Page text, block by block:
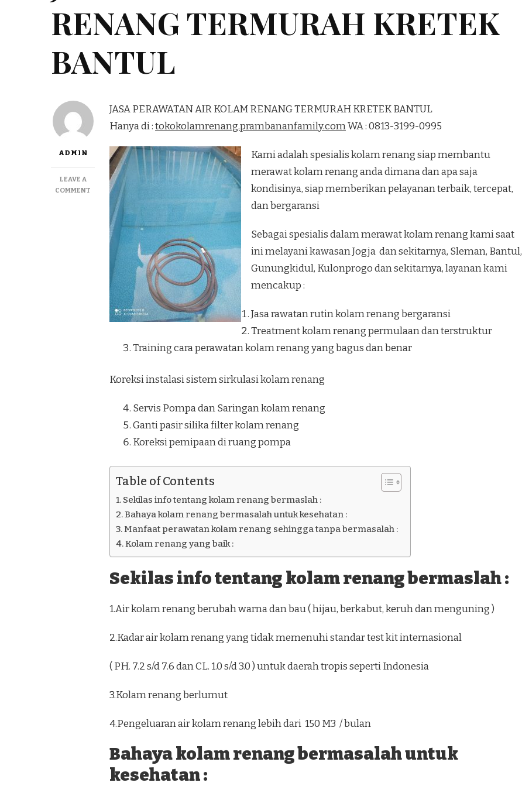
RENANG TERMURAH KRETEK
BANTUL
ADMIN
LEAVE A
COMMENT
PERAWATAN
KOLAM
RENANG
KRETEK
JASA PERAWATAN AIR KOLAM RENANG TERMURAH KRETEK BANTUL
Hanya di :tokokolamrenang.prambananfamily.comWA : 0813-3199-0995
Kami adalah spesialis kolam renang siap membantu
merawat kolam renang anda dimana dan apa saja
kondisinya, siap memberikan pelayanan terbaik, tercepat,
dan bergaransi
Sebagai spesialis dalam merawat kolam renang kami saat
ini melayani kawasan Jogja dan sekitarnya, Sleman, Bantul,
Gunungkidul, Kulonprogo dan sekitarnya, layanan kami
mencakup :
Jasa rawatan rutin kolam renang bergaransi
Treatment kolam renang permulaan dan terstruktur
Training cara perawatan kolam renang yang bagus dan benar
Koreksi instalasi sistem sirkulasi kolam renang
Servis Pompa dan Saringan kolam renang
Ganti pasir silika filter kolam renang
Koreksi pemipaan di ruang pompa
Table of Contents
Sekilas info tentang kolam renang bermaslah :
Bahaya kolam renang bermasalah untuk kesehatan :
Manfaat perawatan kolam renang sehingga tanpa bermasalah :
Kolam renang yang baik :
Sekilas info tentang kolam renang bermaslah :
1.Air kolam renang berubah warna dan bau ( hijau, berkabut, keruh dan menguning )
2.Kadar air kolam renang yang tidak memenuhi standar test kit internasional
( PH. 7.2 s/d 7.6 dan CL. 1.0 s/d 3.0 ) untuk daerah tropis seperti Indonesia
3.Kolam renang berlumut
4.Pengeluaran air kolam renang lebih dari 150 M3 / bulan
Bahaya kolam renang bermasalah untuk
kesehatan :